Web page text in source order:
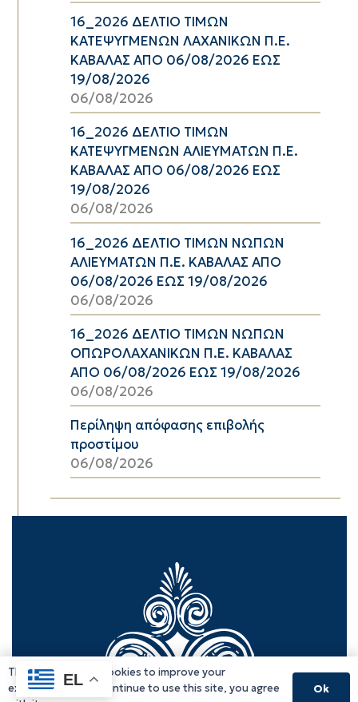
16_2026 ΔΕΛΤΙΟ ΤΙΜΩΝ
ΚΑΤΕΨΥΓΜΕΝΩΝ ΛΑΧΑΝΙΚΩΝ Π.Ε.
ΚΑΒΑΛΑΣ ΑΠΟ 06/08/2026 ΕΩΣ
19/08/2026
06/08/2026
16_2026 ΔΕΛΤΙΟ ΤΙΜΩΝ
ΚΑΤΕΨΥΓΜΕΝΩΝ ΑΛΙΕΥΜΑΤΩΝ Π.Ε.
ΚΑΒΑΛΑΣ ΑΠΟ 06/08/2026 ΕΩΣ
19/08/2026
06/08/2026
16_2026 ΔΕΛΤΙΟ ΤΙΜΩΝ ΝΩΠΩΝ
ΑΛΙΕΥΜΑΤΩΝ Π.Ε. ΚΑΒΑΛΑΣ ΑΠΟ
06/08/2026 ΕΩΣ 19/08/2026
06/08/2026
16_2026 ΔΕΛΤΙΟ ΤΙΜΩΝ ΝΩΠΩΝ
ΟΠΩΡΟΛΑΧΑΝΙΚΩΝ Π.Ε. ΚΑΒΑΛΑΣ
ΑΠΟ 06/08/2026 ΕΩΣ 19/08/2026
06/08/2026
Περίληψη απόφασης επιβολής
προστίμου
06/08/2026
EL
This website uses cookies to improve your
experience. If you continue to use this site, you agree
Ok